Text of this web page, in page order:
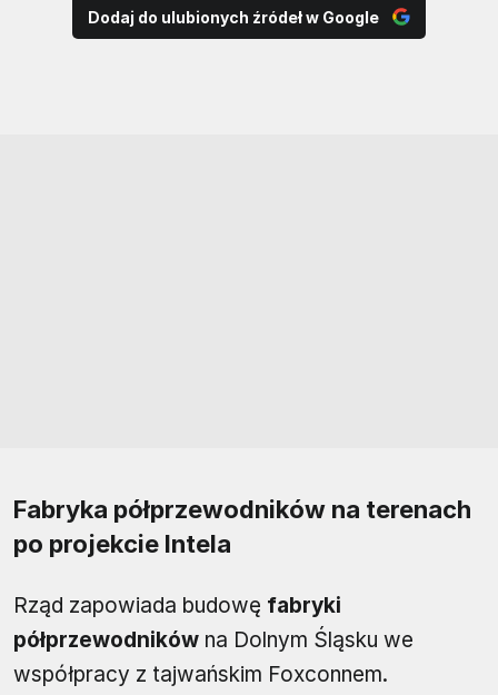
Dodaj do ulubionych źródeł w Google
Fabryka półprzewodników na terenach
po projekcie Intela
Rząd zapowiada budowę fabryki
półprzewodników na Dolnym Śląsku we
współpracy z tajwańskim Foxconnem.